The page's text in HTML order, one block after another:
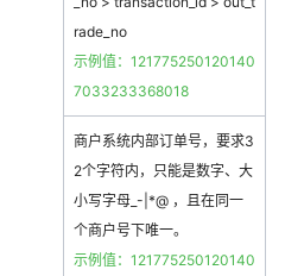
rade_no
示例值：121775250120140
7033233368018
商户系统内部订单号，要求3
2个字符内，只能是数字、大
小写字母_-|*@ ，且在同一
个商户号下唯一。
示例值：121775250120140